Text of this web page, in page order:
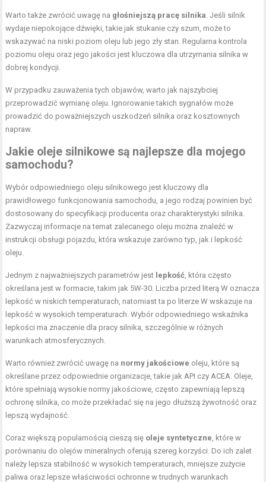
Warto także zwrócić uwagę na głośniejszą pracę silnika. Jeśli silnik
wydaje niepokojące dźwięki, takie jak stukanie czy szum, może to
wskazywać na niski poziom oleju lub jego zły stan. Regularna kontrola
poziomu oleju oraz jego jakości jest kluczowa dla utrzymania silnika w
dobrej kondycji.
W przypadku zauważenia tych objawów, warto jak najszybciej
przeprowadzić wymianę oleju. Ignorowanie takich sygnałów może
prowadzić do poważniejszych uszkodzeń silnika oraz kosztownych
napraw.
Jakie oleje silnikowe są najlepsze dla mojego
samochodu?
Wybór odpowiedniego oleju silnikowego jest kluczowy dla
prawidłowego funkcjonowania samochodu, a jego rodzaj powinien być
dostosowany do specyfikacji producenta oraz charakterystyki silnika.
Zazwyczaj informacje na temat zalecanego oleju można znaleźć w
instrukcji obsługi pojazdu, która wskazuje zarówno typ, jak i lepkość
oleju.
Jednym z najważniejszych parametrów jest lepkość, która często
określana jest w formacie, takim jak 5W-30. Liczba przed literą W oznacza
lepkość w niskich temperaturach, natomiast ta po literze W wskazuje na
lepkość w wysokich temperaturach. Wybór odpowiedniego wskaźnika
lepkości ma znaczenie dla pracy silnika, szczególnie w różnych
warunkach atmosferycznych.
Warto również zwrócić uwagę na normy jakościowe oleju, które są
określane przez odpowiednie organizacje, takie jak API czy ACEA. Oleje,
które spełniają wysokie normy jakościowe, często zapewniają lepszą
ochronę silnika, co może przekładać się na jego dłuższą żywotność oraz
lepszą wydajność.
Coraz większą popularnością cieszą się oleje syntetyczne, które w
porównaniu do olejów mineralnych oferują szereg korzyści. Do ich zalet
należy lepsza stabilność w wysokich temperaturach, mniejsze zużycie
paliwa oraz lepsze właściwości ochronne w trudnych warunkach